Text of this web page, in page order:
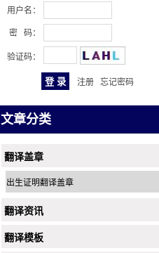
用户名：
密 码：
验证码：
注册 忘记密码
文章分类
翻译盖章
出生证明翻译盖章
翻译资讯
翻译模板